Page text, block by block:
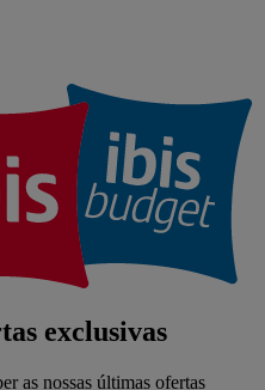
exclusivas
as nossas últimas ofertas